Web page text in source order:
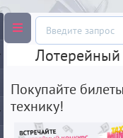
Лотерейный
Покупайте
технику!